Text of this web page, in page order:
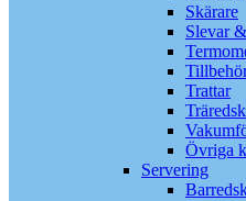
Skärare
Slevar
Trattar
Övriga
Servering